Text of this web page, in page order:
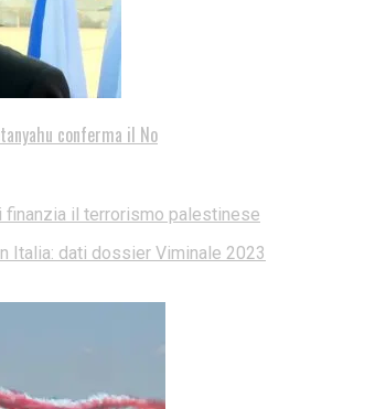
conferma il No
finanzia il terrorismo palestinese
Italia: dati dossier Viminale 2023